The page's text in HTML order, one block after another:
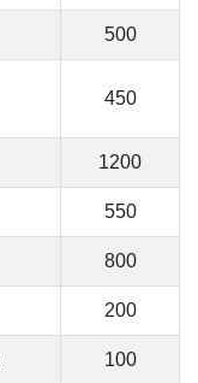
500
450
1200
550
800
200
100